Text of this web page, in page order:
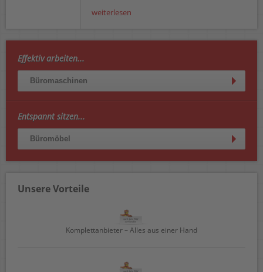
weiterlesen
Effektiv arbeiten...
Büromaschinen
Entspannt sitzen...
Büromöbel
Unsere Vorteile
Komplettanbieter – Alles aus einer Hand